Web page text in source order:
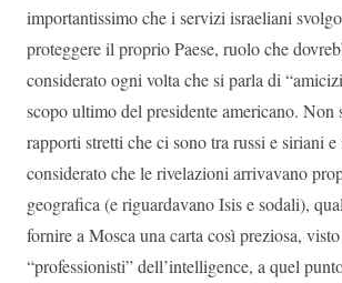
importantissimo che i servizi israeliani
proteggere il proprio Paese, ruolo che
considerato ogni volta che si parla di
scopo ultimo del presidente americano. Non
rapporti stretti che ci sono tra russi e siriani
considerato che le rivelazioni arrivavano
geografica (e riguardavano Isis e sodali),
fornire a Mosca una carta così preziosa,
“professionisti” dell’intelligence, a quel